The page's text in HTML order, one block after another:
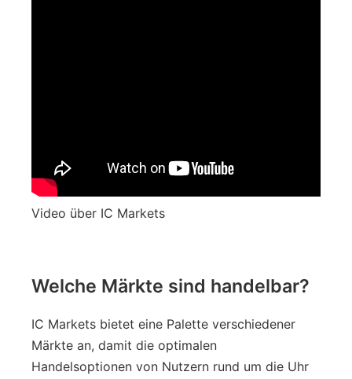
Video über IC Markets
Welche Märkte sind handelbar?
IC Markets bietet eine Palette verschiedener
Märkte an, damit die optimalen
Handelsoptionen von Nutzern rund um die Uhr